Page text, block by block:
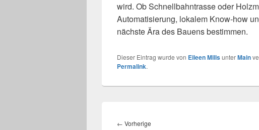
wird. Ob Schnellbahntrasse oder
Automatisierung, lokalem Know-how
nächste Ära des Bauens bestimmen.
Dieser Eintrag wurde von Eileen MillsunterMain
Permalink.
← Vorherige